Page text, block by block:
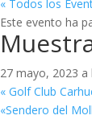
« Todos los
Este evento ha
27 mayo, 2023 a
« Golf Club
«Sendero del